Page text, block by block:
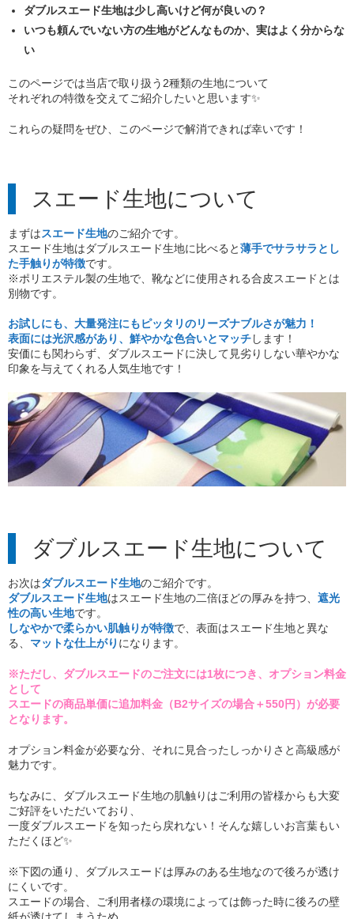
ダブルスエード生地は少し高いけど何が良いの？
いつも頼んでいない方の生地がどんなものか、実はよく分からな
い
このページでは当店で取り扱う2種類の生地について
それぞれの特徴を交えてご紹介したいと思います✨
これらの疑問をぜひ、このページで解消できれば幸いです！
スエード生地について
まずはスエード生地のご紹介です。
スエード生地はダブルスエード生地に比べると薄手でサラサラとし
た手触りが特徴です。
※ポリエステル製の生地で、靴などに使用される合皮スエードとは
別物です。
お試しにも、大量発注にもピッタリのリーズナブルさが魅力！
表面には光沢感があり、鮮やかな色合いとマッチします！
安価にも関わらず、ダブルスエードに決して見劣りしない華やかな
印象を与えてくれる人気生地です！
ダブルスエード生地について
お次はダブルスエード生地のご紹介です。
ダブルスエード生地はスエード生地の二倍ほどの厚みを持つ、 遮光
性の高い生地です。
しなやかで柔らかい肌触りが特徴で、表面はスエード生地と異な
る、 マットな仕上がり になります。
※ただし、ダブルスエードのご注文には1枚につき、オプション料金
として
スエードの商品単価に追加料金（B2サイズの場合＋550円）が必要
となります。
オプション料金が必要な分、それに見合ったしっかりさと高級感が
魅力です。
ちなみに、ダブルスエード生地の肌触りはご利用の皆様からも大変
ご好評をいただいており、
一度ダブルスエードを知ったら戻れない！そんな嬉しいお言葉もい
ただくほど✨
※下図の通り、ダブルスエードは厚みのある生地なので後ろが透け
にくいです。
スエードの場合、ご利用者様の環境によっては飾った時に後ろの壁